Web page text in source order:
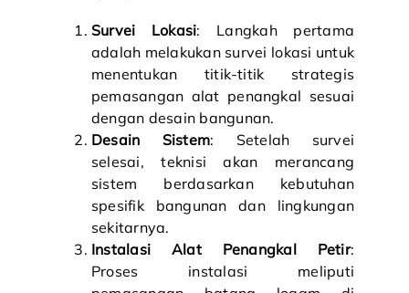
Survei Lokasi: Langkah pertama
adalah melakukan survei lokasi untuk
menentukan titik-titik strategis
pemasangan alat penangkal sesuai
dengan desain bangunan.
Desain Sistem: Setelah survei
selesai, teknisi akan merancang
sistem berdasarkan kebutuhan
spesifik bangunan dan lingkungan
sekitarnya.
Instalasi Alat Penangkal Petir:
Proses instalasi meliputi